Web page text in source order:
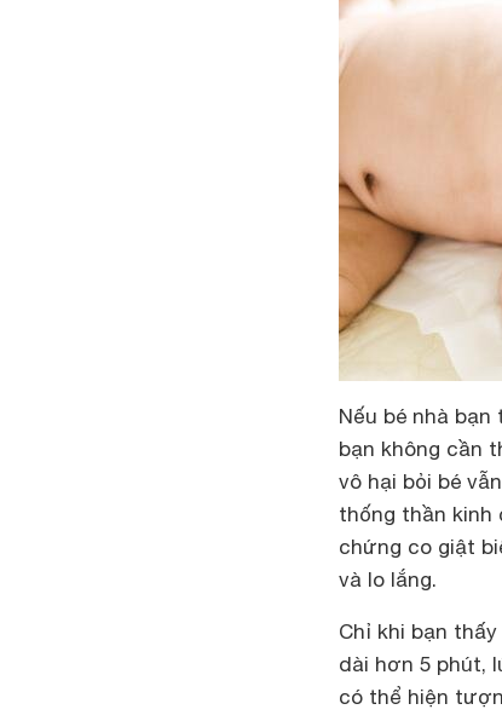
Nếu bé nhà
bạn không cần
vô hại bỏi bé
thống thần kinh
chứng co giật
và lo lắng.
Chỉ khi bạn
dài hơn 5 phút,
có thể hiện